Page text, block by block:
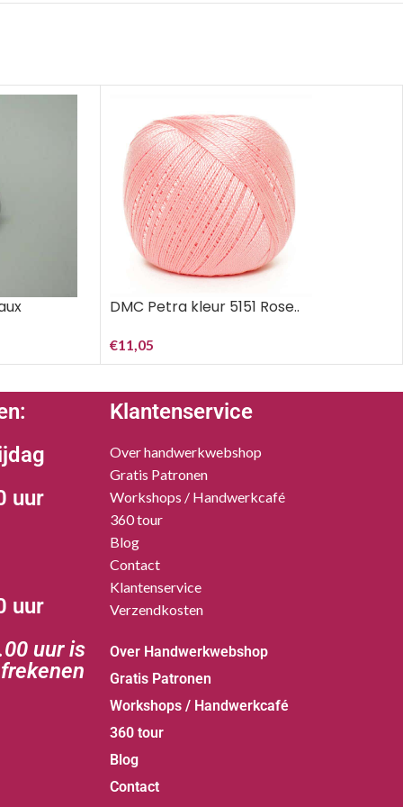
DMC Petra kleur 5151 Rose..
€11,05
uur
uur
uur is
Klantenservice
Over handwerkwebshop
Gratis Patronen
Workshops / Handwerkcafé
360 tour
Blog
Contact
Klantenservice
Verzendkosten
Over Handwerkwebshop
Gratis Patronen
Workshops / Handwerkcafé
360 tour
Blog
Contact